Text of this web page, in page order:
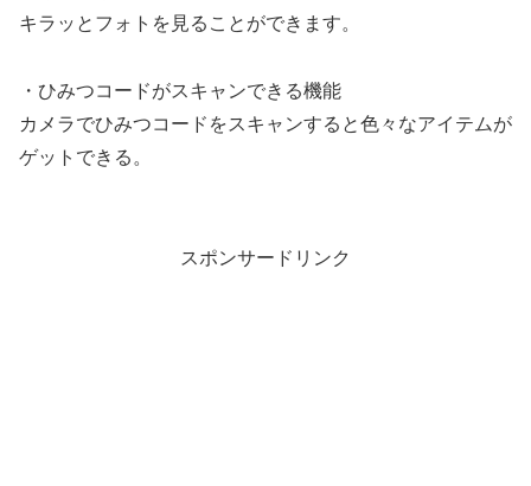
キラッとフォトを見ることができます。
・ひみつコードがスキャンできる機能
カメラでひみつコードをスキャンすると色々なアイテムが
ゲットできる。
スポンサードリンク